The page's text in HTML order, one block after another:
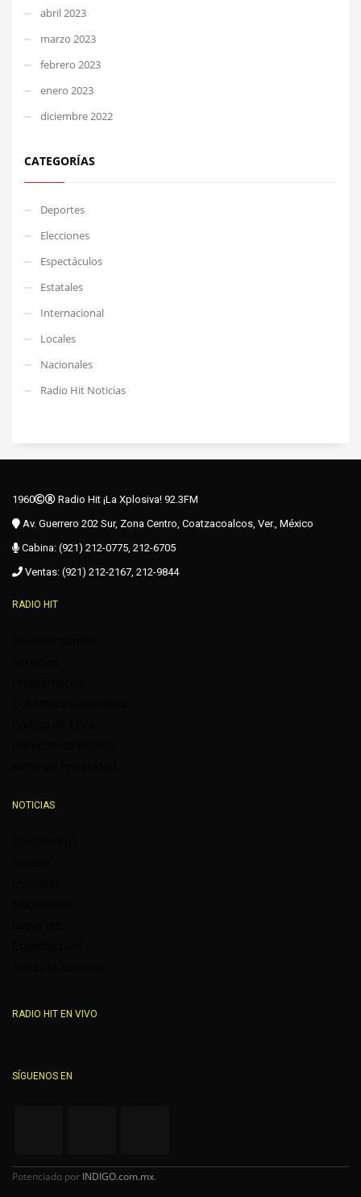
abril 2023
marzo 2023
febrero 2023
enero 2023
diciembre 2022
CATEGORÍAS
Deportes
Elecciones
Espectáculos
Estatales
Internacional
Locales
Nacionales
Radio Hit Noticias
1960
Radio Hit ¡La Xplosiva! 92.3FM
Av. Guerrero 202 Sur, Zona Centro, Coatzacoalcos, Ver., México
Cabina: (921) 212-0775, 212-6705
Ventas: (921) 212-2167, 212-9844
RADIO HIT
NOTICIAS
RADIO HIT EN VIVO
SÍGUENOS EN
Potenciado por INDIGO.com.mx.